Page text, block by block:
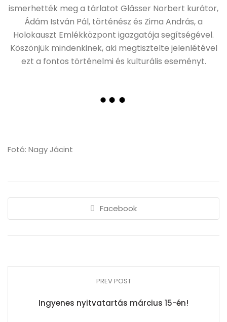
ismerhették meg a tárlatot Glässer Norbert kurátor,
Ádám István Pál, történész és Zima András, a
Holokauszt Emlékközpont igazgatója segítségével.
Köszönjük mindenkinek, aki megtisztelte jelenlétével
ezt a fontos történelmi és kulturális eseményt.
Fotó: Nagy Jácint
Facebook
PREV POST
Ingyenes nyitvatartás március 15-én!